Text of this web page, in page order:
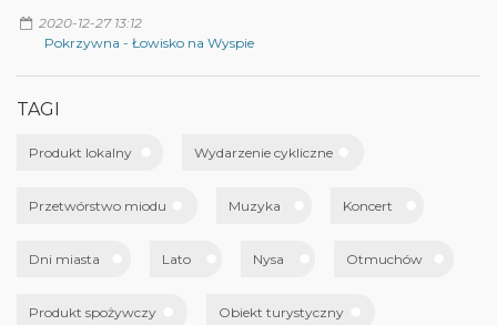
2020-12-27 13:12
Pokrzywna - Łowisko na Wyspie
TAGI
Produkt lokalny Wydarzenie cykliczne
Przetwórstwo miodu Muzyka Koncert
Dni miasta Lato Nysa Otmuchów
Produkt spożywczy Obiekt turystyczny